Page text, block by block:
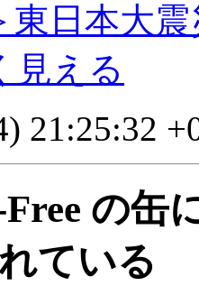
東日本大
見える
21:25:32
の缶
ている